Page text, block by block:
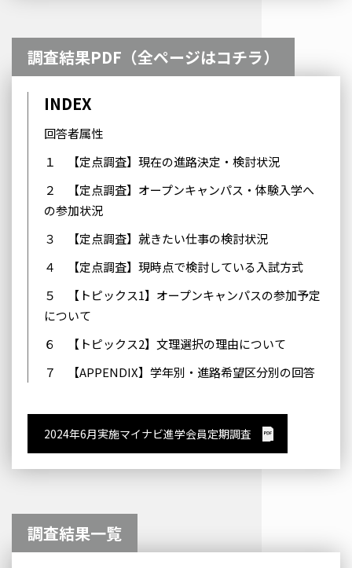
調査結果PDF（全ページはコチラ）
INDEX
回答者属性
１ 【定点調査】現在の進路決定・検討状況
２ 【定点調査】オープンキャンパス・体験入学へ
の参加状況
３ 【定点調査】就きたい仕事の検討状況
４ 【定点調査】現時点で検討している入試方式
５ 【トピックス1】オープンキャンパスの参加予定
について
６ 【トピックス2】文理選択の理由について
７ 【APPENDIX】学年別・進路希望区分別の回答
2024年6月実施マイナビ進学会員定期調査
調査結果一覧